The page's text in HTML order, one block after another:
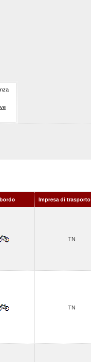
Impresa di trasporto
TN
TN